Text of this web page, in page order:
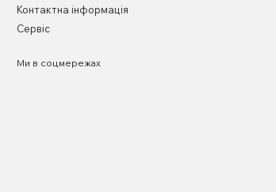
Контактна інформація
Сервіс
Ми в соцмережах